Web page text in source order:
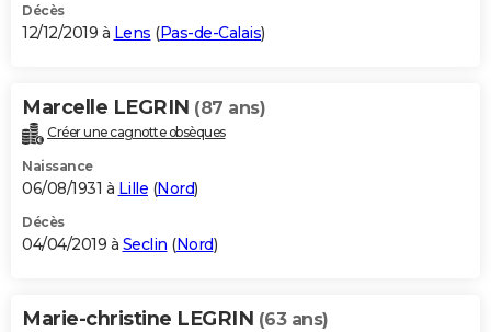
Décès
12/12/2019 à Lens (Pas-de-Calais)
Marcelle LEGRIN (87 ans)
Créer une cagnotte obsèques
Naissance
06/08/1931 à Lille (Nord)
Décès
04/04/2019 à Seclin (Nord)
Marie-christine LEGRIN (63 ans)